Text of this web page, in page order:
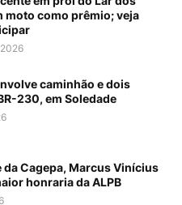
moto como prêmio; veja
caminhão e dois
230, em Soledade
da Cagepa, Marcus Vinícius
honraria da ALPB